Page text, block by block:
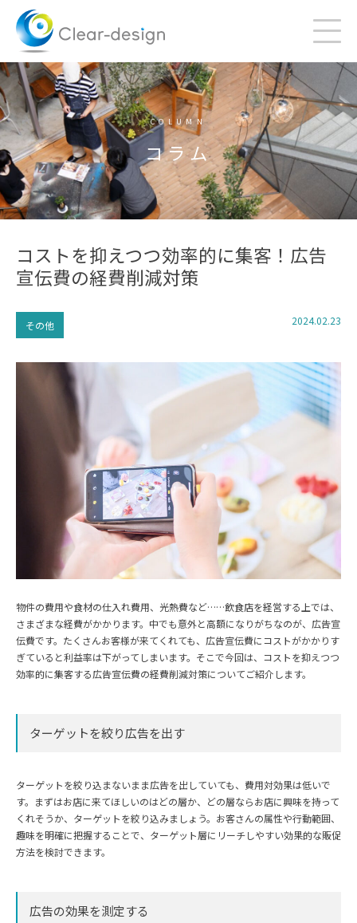
content
COLUMN
コラム
コストを抑えつつ効率的に集客！広告
宣伝費の経費削減対策
その他 2024.02.23
物件の費用や食材の仕入れ費用、光熱費など……飲食店を経営する上では、
さまざまな経費がかかります。中でも意外と高額になりがちなのが、広告宣
伝費です。たくさんお客様が来てくれても、広告宣伝費にコストがかかりす
ぎていると利益率は下がってしまいます。そこで今回は、コストを抑えつつ
効率的に集客する広告宣伝費の経費削減対策についてご紹介します。
ターゲットを絞り広告を出す
ターゲットを絞り込まないまま広告を出していても、費用対効果は低いで
す。まずはお店に来てほしいのはどの層か、どの層ならお店に興味を持って
くれそうか、ターゲットを絞り込みましょう。お客さんの属性や行動範囲、
趣味を明確に把握することで、ターゲット層にリーチしやすい効果的な販促
方法を検討できます。
広告の効果を測定する